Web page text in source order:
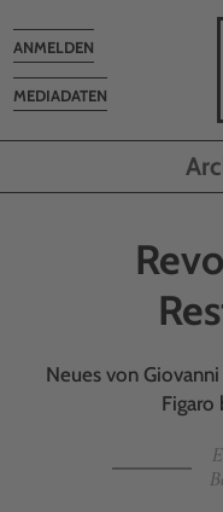
MEDIADATEN
Toggle
navigation
ANMELDEN
Neues von
Figaro